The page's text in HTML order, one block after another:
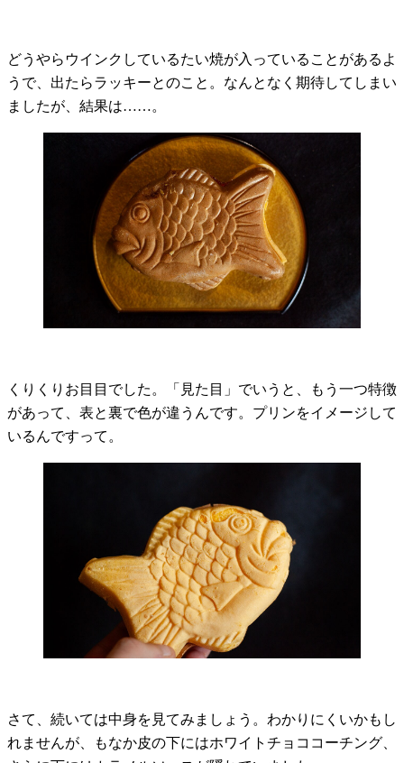
どうやらウインクしているたい焼が入っていることがあるよ
うで、出たらラッキーとのこと。なんとなく期待してしまい
ましたが、結果は……。
くりくりお目目でした。「見た目」でいうと、もう一つ特徴
があって、表と裏で色が違うんです。プリンをイメージして
いるんですって。
さて、続いては中身を見てみましょう。わかりにくいかもし
れませんが、もなか皮の下にはホワイトチョココーチング、